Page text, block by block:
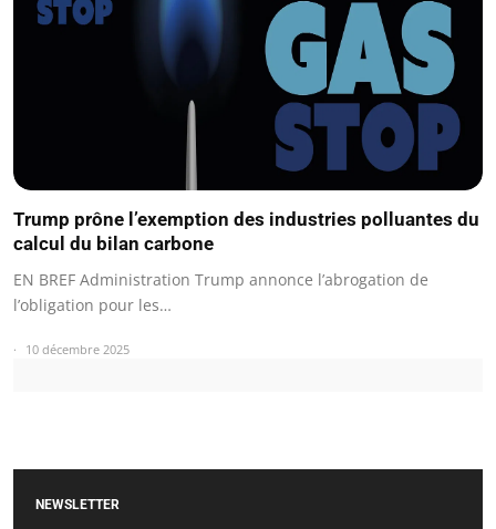
Trump prône l’exemption des industries polluantes du
calcul du bilan carbone
EN BREF Administration Trump annonce l’abrogation de
l’obligation pour les…
10 décembre 2025
NEWSLETTER